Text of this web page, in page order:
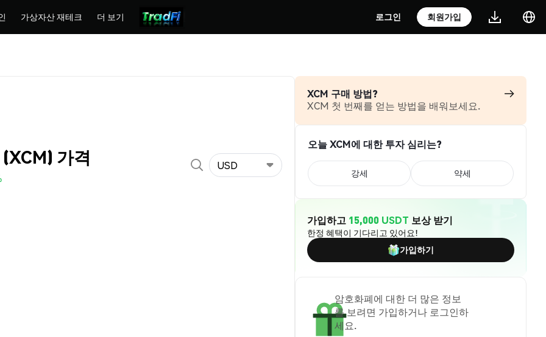
가상자산 재테크 더 보기 로그인 회원가입
가격 USD
XCM 구매 방법?
XCM 첫 번째를 얻는 방법을 배워보세요.
오늘 XCM에 대한 투자 심리는?
강세 약세
가입하고 15,000 USDT 보상 받기
한정 혜택이 기다리고 있어요!
가입하기
암호화폐에 대한 더 많은 정보
를 보려면 가입하거나 로그인하
세요.